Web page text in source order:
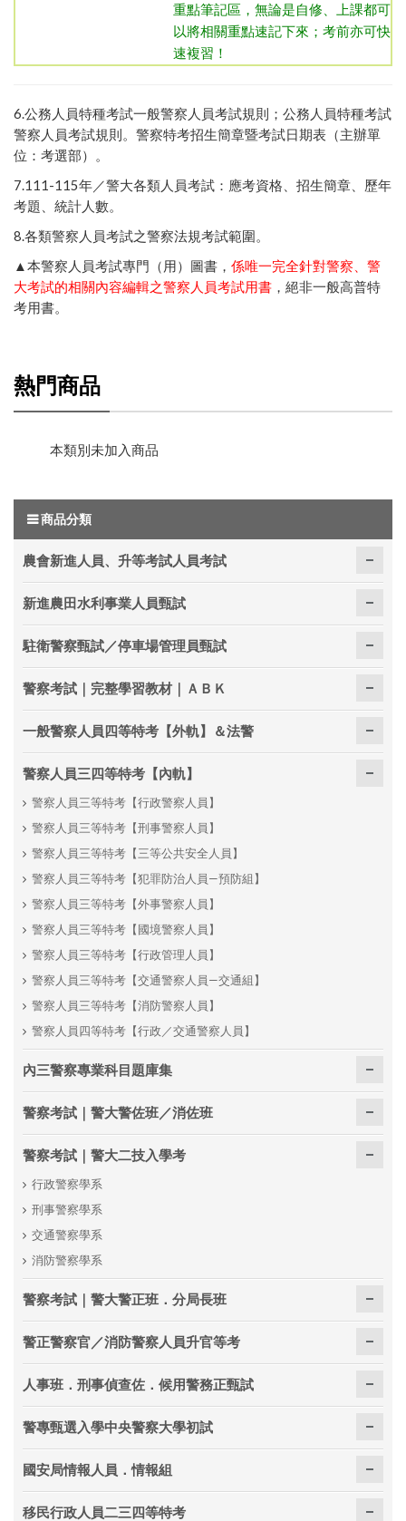
重點筆記區，無論是自修、上課都可
以將相關重點速記下來；考前亦可快
速複習！
6.公務人員特種考試一般警察人員考試規則 ； 公務人員特種考試
警察人員考試規則 。 警察特考招生簡章暨考試日期表（主辦單
位：考選部）
。
7.111-115年／警大各類人員考試：應考資格、招生簡章、歷年
考題、統計人數。
8.各類警察人員考試之警察法規考試範圍。
▲本警察人員考試專門（用）圖書， 係唯一完全針對警察、警
大考試的相關內容編輯之警察人員考試用書 ，絕非一般高普特
考用書。
熱門商品
本類別未加入商品
商品分類
農會新進人員、升等考試人員考試
新進農田水利事業人員甄試
駐衛警察甄試／停車場管理員甄試
警察考試｜完整學習教材｜ＡＢＫ
一般警察人員四等特考【外軌】＆法警
警察人員三四等特考【內軌】
警察人員三等特考【行政警察人員】
警察人員三等特考【刑事警察人員】
警察人員三等特考【三等公共安全人員】
警察人員三等特考【犯罪防治人員—預防組】
警察人員三等特考【外事警察人員】
警察人員三等特考【國境警察人員】
警察人員三等特考【行政管理人員】
警察人員三等特考【交通警察人員—交通組】
警察人員三等特考【消防警察人員】
警察人員四等特考【行政／交通警察人員】
內三警察專業科目題庫集
警察考試｜警大警佐班／消佐班
警察考試｜警大二技入學考
行政警察學系
刑事警察學系
交通警察學系
消防警察學系
警察考試｜警大警正班．分局長班
警正警察官／消防警察人員升官等考
人事班．刑事偵查佐．候用警務正甄試
警專甄選入學中央警察大學初試
國安局情報人員．情報組
移民行政人員二三四等特考